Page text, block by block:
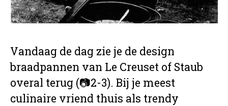
Vandaag de dag zie je de design
braadpannen van Le Creuset of Staub
overal terug (📷2-3). Bij je meest
culinaire vriend thuis als trendy